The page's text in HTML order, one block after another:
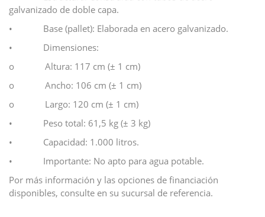
galvanizado de doble capa.
• Base (pallet): Elaborada en acero galvanizado.
• Dimensiones:
o Altura: 117 cm (± 1 cm)
o Ancho: 106 cm (± 1 cm)
o Largo: 120 cm (± 1 cm)
• Peso total: 61,5 kg (± 3 kg)
• Capacidad: 1.000 litros.
• Importante: No apto para agua potable.
Por más información y las opciones de financiación
disponibles, consulte en su sucursal de referencia.